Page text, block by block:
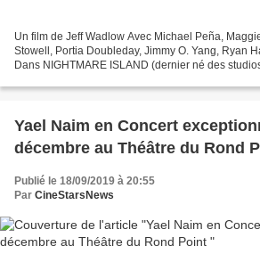
Un film de Jeff Wadlow Avec Michael Peña,
Stowell, Portia Doubleday, Jimmy O. Yang, Ryan
Dans NIGHTMARE ISLAND (dernier né des
Yael Naim en Concert
décembre au Théâtre du Rond
Publié le 18/09/2019 à 20:55
Par CineStarsNews